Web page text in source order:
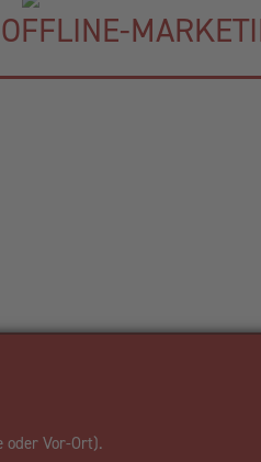
OFFLINE-
Vor-Ort).